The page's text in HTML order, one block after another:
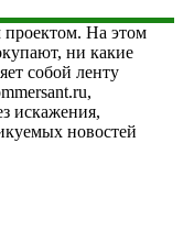
проектом. На этом
ни какие
собой ленту
искажения,
новостей